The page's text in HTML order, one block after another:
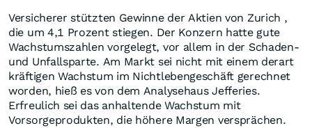
Versicherer stützten Gewinne der Aktien von Zurich ,
die um 4,1 Prozent stiegen. Der Konzern hatte gute
Wachstumszahlen vorgelegt, vor allem in der Schaden-
und Unfallsparte. Am Markt sei nicht mit einem derart
kräftigen Wachstum im Nichtlebengeschäft gerechnet
worden, hieß es von dem Analysehaus Jefferies.
Erfreulich sei das anhaltende Wachstum mit
Vorsorgeprodukten, die höhere Margen versprächen.